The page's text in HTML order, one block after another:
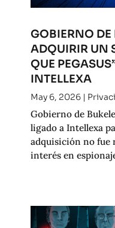
GOBIERNO DE
ADQUIRIR UN
QUE
INTELLEXA
May 6, 2026|
Gobierno de
ligado a Intellexa
adquisición no fue
interés en